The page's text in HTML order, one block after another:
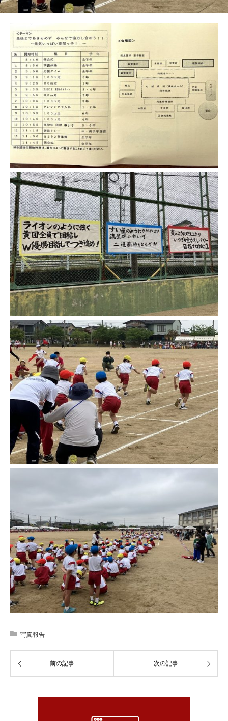
写真報告
前の記事 次の記事